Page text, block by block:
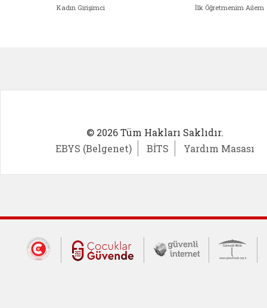
Kadın Girişimci İlk Öğretmenim Ailem
© 2026 Tüm Hakları Saklıdır.
EBYS (Belgenet)
BİTS Yardım Masası
Dış Bağlantılar
Cumhurbaşkanlığı İletişim Merkezi
Çocuklar Güvende (yeni
Güvenli